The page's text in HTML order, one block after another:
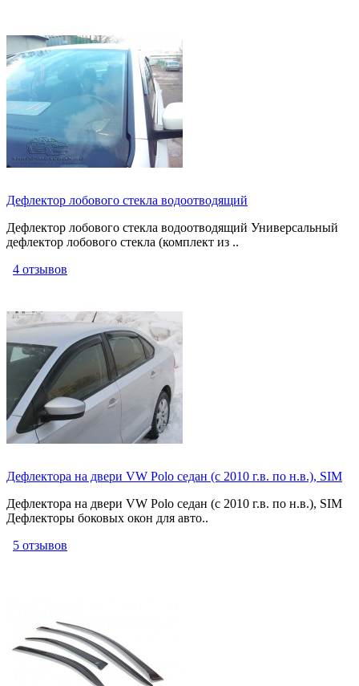
Дефлектор лобового стекла водоотводящий
Дефлектор лобового стекла водоотводящий Универсальный
дефлектор лобового стекла (комплект из ..
4 отзывов
Дефлектора на двери VW Polo седан (c 2010 г.в. по н.в.), SIM
Дефлектора на двери VW Polo седан (c 2010 г.в. по н.в.), SIM
Дефлекторы боковых окон для авто..
5 отзывов